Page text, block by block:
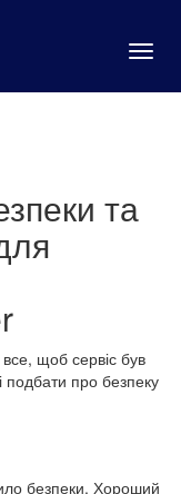
та
щоб сервіс був
подбати про безпеку
безпеки. Хороший